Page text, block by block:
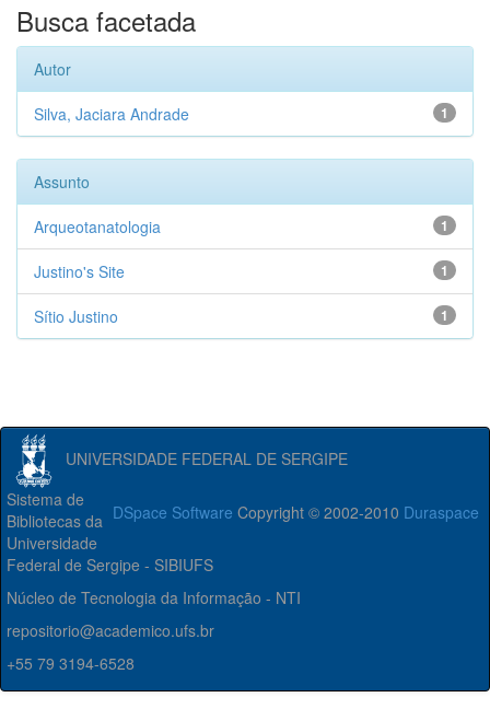
Busca facetada
Autor
1
Silva, Jaciara Andrade
Assunto
1
Arqueotanatologia
1
Justino's Site
1
Sítio Justino
UNIVERSIDADE FEDERAL DE SERGIPE
DSpace Software Copyright © 2002-2010 Duraspace
Sistema de
Bibliotecas da
Universidade
Federal de Sergipe - SIBIUFS
Núcleo de Tecnologia da Informação - NTI
repositorio@academico.ufs.br
+55 79 3194-6528